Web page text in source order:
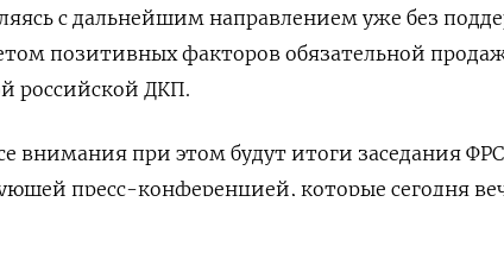
с дальнейшим направлением уже без
позитивных факторов обязательной
российской ДКП.
внимания при этом будут итоги заседания
пресс-конференцией, которые сегодня